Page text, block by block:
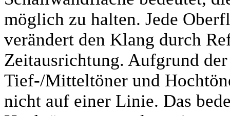
möglich zu halten. Jede
verändert den Klang durch
Zeitausrichtung. Aufgrund
Tief-/Mitteltöner und
nicht auf einer Linie. Das